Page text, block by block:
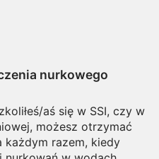
nurkowego
aś się w SSI, czy w
możesz otrzymać
każdym razem, kiedy